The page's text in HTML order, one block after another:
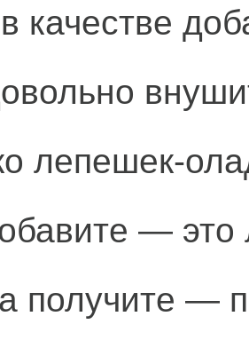
качестве
лепешек-
— это
получите —